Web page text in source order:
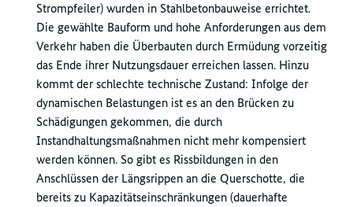
Strompfeiler) wurden in Stahlbetonbauweise errichtet.
Die gewählte Bauform und hohe Anforderungen aus dem
Verkehr haben die Überbauten durch Ermüdung vorzeitig
das Ende ihrer Nutzungsdauer erreichen lassen. Hinzu
kommt der schlechte technische Zustand: Infolge der
dynamischen Belastungen ist es an den Brücken zu
Schädigungen gekommen, die durch
Instandhaltungsmaßnahmen nicht mehr kompensiert
werden können. So gibt es Rissbildungen in den
Anschlüssen der Längsrippen an die Querschotte, die
bereits zu Kapazitätseinschränkungen (dauerhafte